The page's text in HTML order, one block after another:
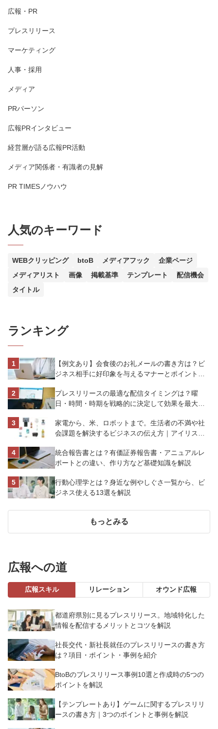
広報・PR
プレスリリース
マーケティング
人事・採用
メディア
PRパーソン
広報PRインタビュー
経営層が語る広報PR活動
メディア関係者・有識者の見解
PR TIMESノウハウ
人気のキーワード
WEBクリッピング btoB メディアフック
企業ページ
メディアリスト
画像 掲載基準 テンプレート
配信機会
タイトル
ランキング
【例文あり】会食後のお礼メールの書き方は？ビ
ジネス相手に好印象を与えるマナーとポイントを
プレスリリースの最適な配信タイミングは？曜
日・時間・時期を戦略的に決定して効果を最大化
家電から、米、ロボットまで。生活者の不満や社
会課題を解決するビジネスの伝え方｜アイリスオ
統合報告書とは？有価証券報告書・アニュアルレ
ポートとの違い、作り方など基礎知識を解説
行動心理学とは？身近な例やしぐさ一覧から、ビ
ジネス使える13選を解説
もっとみる
広報への道
広報スキル リレーション オウンド広報
都道府県別に見るプレスリリース。地域特化した
情報を配信するメリットとコツを解説
社長交代・新社長就任のプレスリリースの書き方
は？項目・ポイント・事例を紹介
BtoBのプレスリリース事例10選と作成時の5つの
ポイントを解説
【テンプレートあり】ゲームに関するプレスリリ
ースの書き方｜3つのポイントと事例を解説